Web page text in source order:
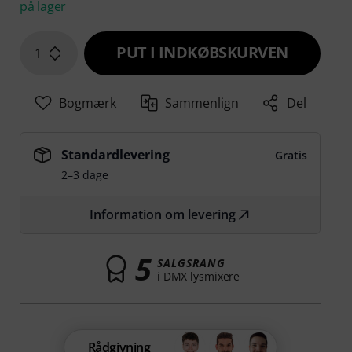
på lager
1 PUT I INDKØBSKURVEN
Bogmærk Sammenlign Del
Standardlevering
Gratis
2–3 dage
Information om levering
5 SALGSRANG
i DMX lysmixere
Rådgivning